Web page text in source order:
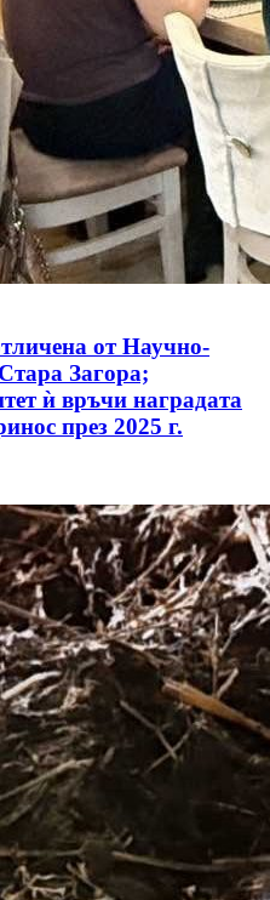
от Научно-
Загора;
ѝ връчи наградата
през 2025 г.